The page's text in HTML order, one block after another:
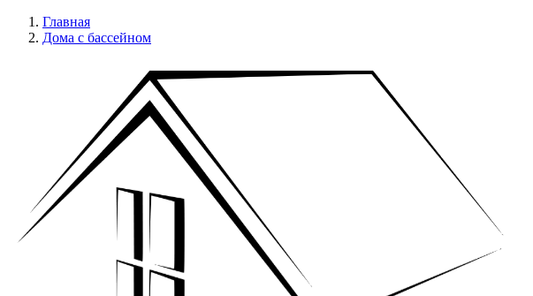
Главная
Дома с бассейном